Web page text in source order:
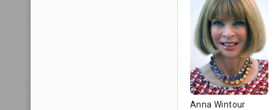
Anna Wintour